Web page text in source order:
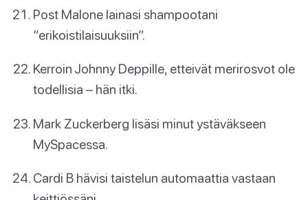
Post Malone lainasi shampootani
“erikoistilaisuuksiin”.
Kerroin Johnny Deppille, etteivät merirosvot ole
todellisia – hän itki.
Mark Zuckerberg lisäsi minut ystäväkseen
MySpacessa.
Cardi B hävisi taistelun automaattia vastaan